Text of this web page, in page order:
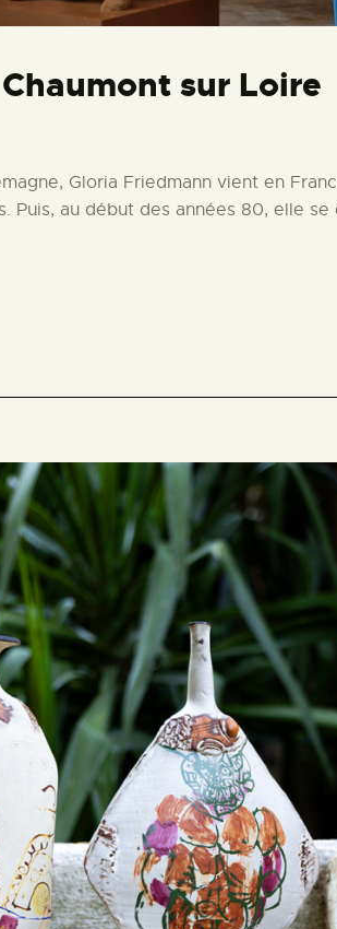
sur Loire
Gloria Friedmann vient en
au début des années 80, elle